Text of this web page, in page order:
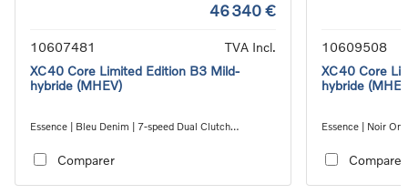
46 340 €
10607481
TVA Incl.
XC40 Core Limited Edition B3 Mild-
hybride (MHEV)
Essence | Bleu Denim | 7-speed Dual Clutch
Comparer
10609508
XC40 Core
hybride
Essence | Noir
Comparer